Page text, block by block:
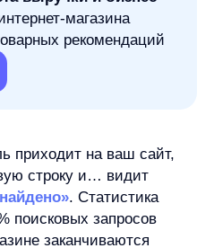
на ваш сайт,
и… видит
запросов
и, вероятно,
влияет
конверсия,
средний чек,